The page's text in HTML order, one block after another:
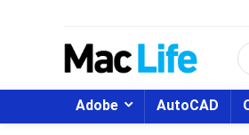
Adobe AutoCAD